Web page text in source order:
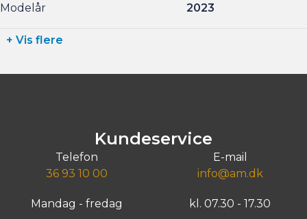
Modelår
2023
+ Vis flere
Kundeservice
Telefon
36 93 10 00
E-mail
info@am.dk
Mandag - fredag kl. 07.30 - 17.30